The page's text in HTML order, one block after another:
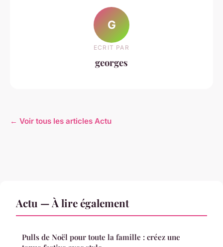
G
ECRIT PAR
georges
← Voir tous les articles Actu
Actu — À lire également
Pulls de Noël pour toute la famille : créez une